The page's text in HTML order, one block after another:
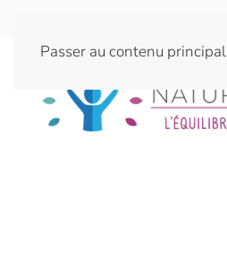
Passer au contenu principal